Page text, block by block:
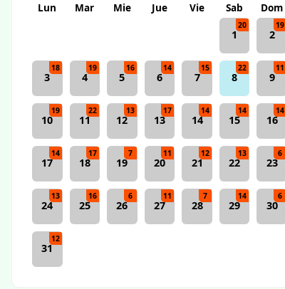
Lun Mar Mie Jue Vie Sab
Dom
1
20
2
19
3
18
4
19
5
16
6
14
7
15
8
22
9
11
10
19
11
22
12
13
13
17
14
14
15
14
16
14
17
14
18
17
19
7
20
11
21
12
22
13
23
6
24
13
25
16
26
6
27
11
28
7
29
14
30
6
31
12